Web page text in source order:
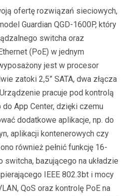
ofertę rozwiązań sieciowych,
Guardian QGD-1600P, który
switcha oraz
(PoE)​ w jednym
jest w procesor
zatoki 2,5” SATA, dwa złącza
pracuje pod kontrolą
do App Center, dzięki czemu
dodatkowe aplikacje, np. do
aplikacji kontenerowych czy
również pełnić funkcję 16-
bazującego na układzie
IEEE 802.3bt i mocy
QoS oraz kontrolę PoE na